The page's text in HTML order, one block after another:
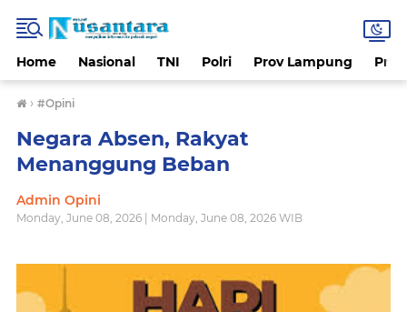
Home Nasional TNI Polri Prov Lampung
› #Opini
Negara Absen, Rakyat
Menanggung Beban
Admin Opini
Monday, June 08, 2026 | Monday, June 08, 2026 WIB